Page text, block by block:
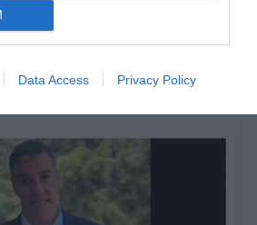
Data Access Privacy Policy
Nuestra Señora de África:
López